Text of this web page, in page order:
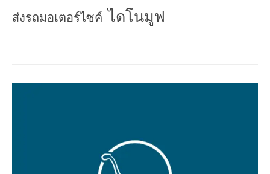
ส่งรถมอเตอร์ไซค์ ไดโนมูฟ